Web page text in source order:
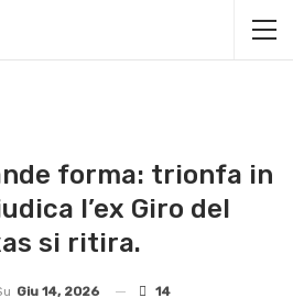
forma: trionfa in
l’ex Giro del
si ritira.
Giu 14, 2026 14